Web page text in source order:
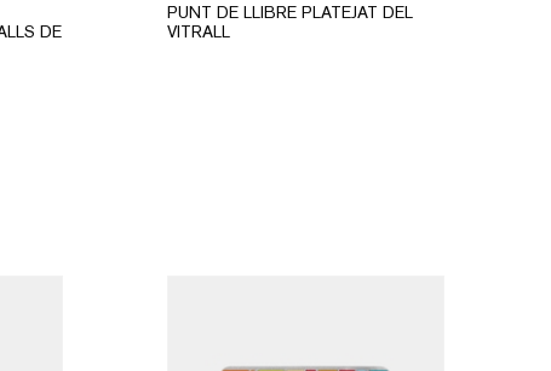
DE
PUNT DE LLIBRE PLATEJAT DEL
VITRALL